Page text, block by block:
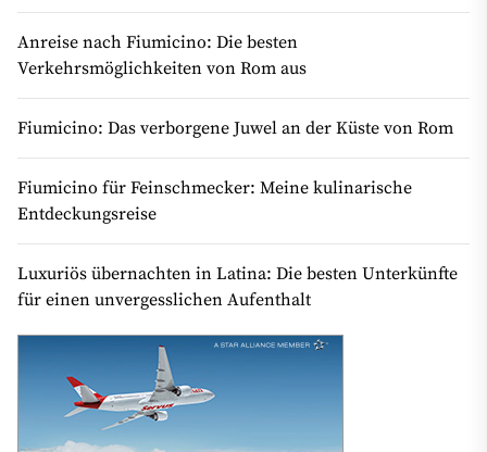
Anreise nach Fiumicino: Die besten
Verkehrsmöglichkeiten von Rom aus
Fiumicino: Das verborgene Juwel an der Küste von Rom
Fiumicino für Feinschmecker: Meine kulinarische
Entdeckungsreise
Luxuriös übernachten in Latina: Die besten Unterkünfte
für einen unvergesslichen Aufenthalt